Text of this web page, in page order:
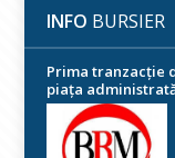
INFO BURSIER
Prima tranzacție
piața